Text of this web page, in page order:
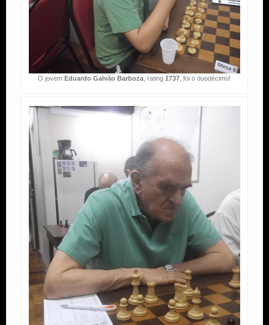
O jovemEduardo Galvão Barboza , rating1737 , foi o duodécimo!